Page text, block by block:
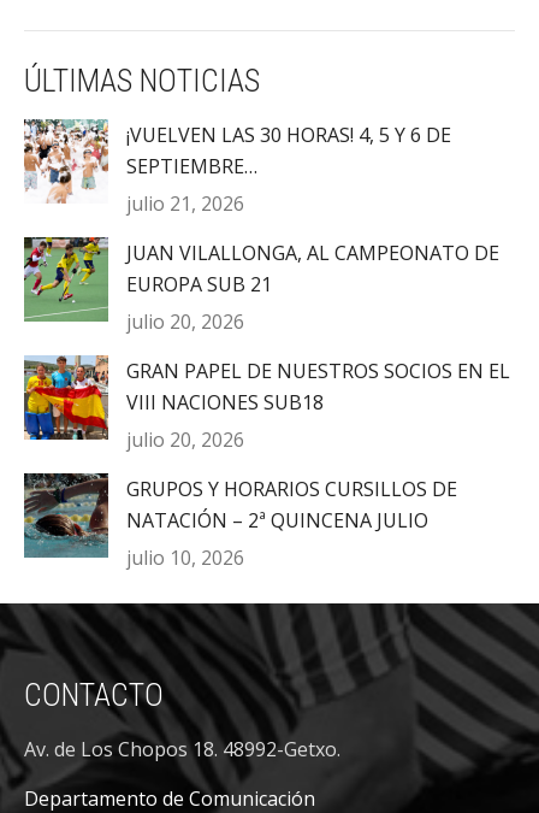
ÚLTIMAS NOTICIAS
¡VUELVEN LAS 30 HORAS! 4, 5 Y 6 DE
SEPTIEMBRE…
julio 21, 2026
JUAN VILALLONGA, AL CAMPEONATO DE
EUROPA SUB 21
julio 20, 2026
GRAN PAPEL DE NUESTROS SOCIOS EN EL
VIII NACIONES SUB18
julio 20, 2026
GRUPOS Y HORARIOS CURSILLOS DE
NATACIÓN – 2ª QUINCENA JULIO
julio 10, 2026
CONTACTO
Av. de Los Chopos 18. 48992-Getxo.
Departamento de Comunicación